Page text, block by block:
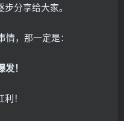
分享给大家。
，那一定是：
！
！